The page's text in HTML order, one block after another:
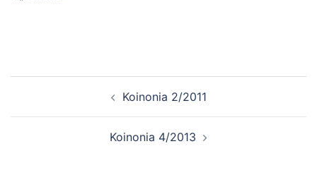
Koinonia 2/2011
Koinonia 4/2013